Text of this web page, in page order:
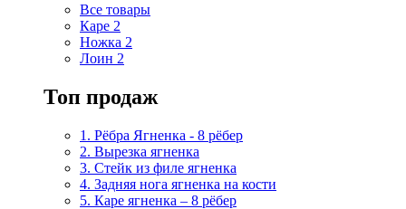
Все товары
Каре 2
Ножка 2
Лоин 2
Топ продаж
1. Рёбра Ягненка - 8 рёбер
2. Вырезка ягненка
3. Стейк из филе ягненка
4. Задняя нога ягненка на кости
5. Каре ягненка – 8 рёбер